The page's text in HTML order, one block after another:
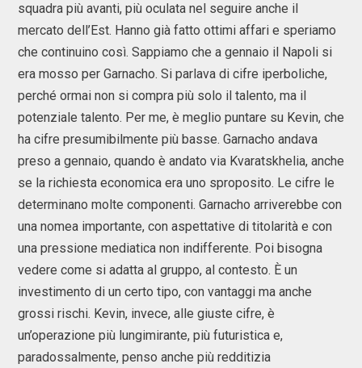
squadra più avanti, più oculata nel seguire anche il
mercato dell’Est. Hanno già fatto ottimi affari e speriamo
che continuino così. Sappiamo che a gennaio il Napoli si
era mosso per Garnacho. Si parlava di cifre iperboliche,
perché ormai non si compra più solo il talento, ma il
potenziale talento. Per me, è meglio puntare su Kevin, che
ha cifre presumibilmente più basse. Garnacho andava
preso a gennaio, quando è andato via Kvaratskhelia, anche
se la richiesta economica era uno sproposito. Le cifre le
determinano molte componenti. Garnacho arriverebbe con
una nomea importante, con aspettative di titolarità e con
una pressione mediatica non indifferente. Poi bisogna
vedere come si adatta al gruppo, al contesto. È un
investimento di un certo tipo, con vantaggi ma anche
grossi rischi. Kevin, invece, alle giuste cifre, è
un’operazione più lungimirante, più futuristica e,
paradossalmente, penso anche più redditizia